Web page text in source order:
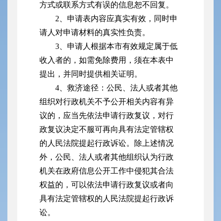
方式或联系方式有误的信息恕不回复。
2、申请表内容应真实有效，同时申
请人对申请材料的真实性负责。
3、申请人根据本市有效规定属于低
收入者的，如需免除费用，须在本表中
提出，并同时提供相关证明。
4、救济途径：公民、法人或者其他
组织对行政机关不予公开相关内容有异
议的，应当先依法申请行政复议，对行
政复议决定不服可再向具有法定管辖权
的人民法院提起行政诉讼。除上述情况
外，公民、法人或者其他组织认为行政
机关在政府信息公开工作中侵犯其合法
权益的，可以依法申请行政复议或者向
具有法定管辖权的人民法院提起行政诉
讼。